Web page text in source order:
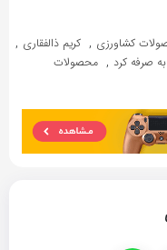
کشاورزی , کریم ذالفقاری ,
صرفه کرد , محصولات